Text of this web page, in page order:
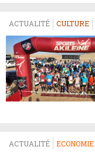
ACTUALITÉ CULTURE
ACTUALITÉ ECONOMIE